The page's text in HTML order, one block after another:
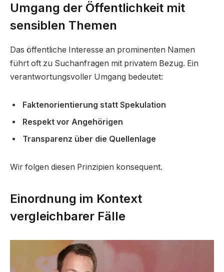
Umgang der Öffentlichkeit mit
sensiblen Themen
Das öffentliche Interesse an prominenten Namen
führt oft zu Suchanfragen mit privatem Bezug. Ein
verantwortungsvoller Umgang bedeutet:
Faktenorientierung statt Spekulation
Respekt vor Angehörigen
Transparenz über die Quellenlage
Wir folgen diesen Prinzipien konsequent.
Einordnung im Kontext
vergleichbarer Fälle